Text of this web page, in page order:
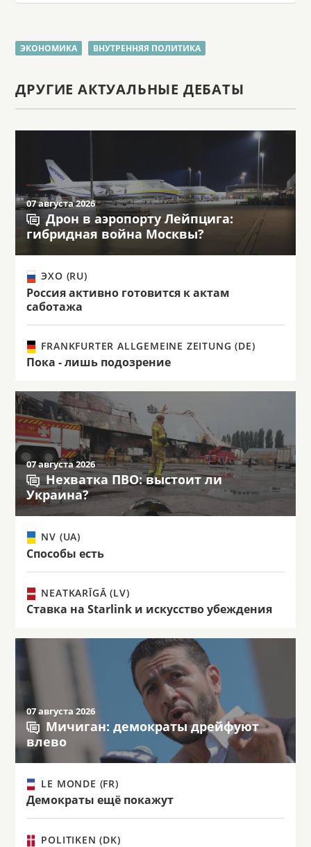
ЭКОНОМИКА ВНУТРЕННЯЯ ПОЛИТИКА
ДРУГИЕ АКТУАЛЬНЫЕ ДЕБАТЫ
07 августа 2026
Дрон в аэропорту Лейпцига:
гибридная война Москвы?
ЭХО (RU)
Россия активно готовится к актам
саботажа
FRANKFURTER ALLGEMEINE ZEITUNG (DE)
Пока - лишь подозрение
07 августа 2026
Нехватка ПВО: выстоит ли
Украина?
NV (UA)
Способы есть
NEATKARĪGĀ (LV)
Ставка на Starlink и искусство убеждения
07 августа 2026
Мичиган: демократы дрейфуют
влево
LE MONDE (FR)
Демократы ещё покажут
POLITIKEN (DK)